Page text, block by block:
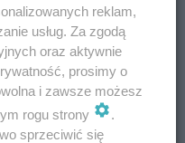
reklam,
usług. Za zgodą
oraz aktywnie
prosimy o
i zawsze możesz
rogu strony
.
sprzeciwić się